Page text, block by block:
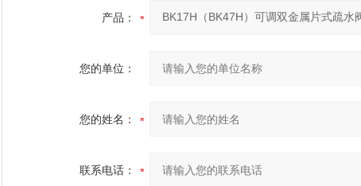
产品：
您的单位：
您的姓名：
联系电话：